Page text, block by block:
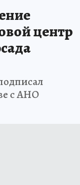
центр
с АНО